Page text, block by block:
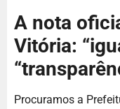
A nota
Vitória:
Procuramos a